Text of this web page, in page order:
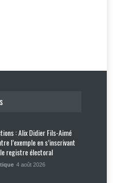
: Alix Didier Fils-Aimé
l’exemple en s’inscrivant
registre électoral
4 août 2026